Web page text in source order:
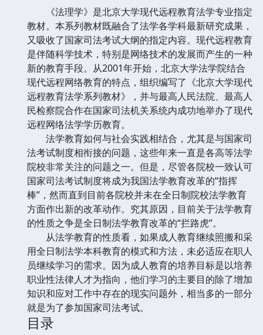
《法理学》是北京大学现代远程教育法学专业指定
教材。本系列教材既融合了法学各学科最新研究成果，
又吸收了国家司法考试大纲的指定内容。现代远程教育
是伴随科学技术，特别是网络技术的发展而产生的一种
新的教育手段。从2001年开始，北京大学法学院结合
现代远程网络教育的特点，组织编写了《北京大学现代
远程教育法学系列教材》，并与最高人民法院、最高人
民检察院合作在国家司法机关系统内成功地举办了现代
远程网络法学学历教育。
法学教育如何与社会实践相结合，尤其是与国家司
法考试制度相衔接的问题，这些年来一直是各高等法学
院校非常关注的问题之一。但是，尽管各院校一致认可
国家司法考试制度将成为我国法学教育改革的“指挥
棒”，然而直到目前各院校并未在全日制院校法学教育
方面作出新的改革动作。究其原因，目前关于法学教育
的性质之争是全日制法学教育改革的“拦路虎”。
从法学教育的性质看，如果成人教育继续照搬和采
用全日制法学本科教育的模式和方法，未必适应在职人
员继续学习的需求。因为成人教育的培养目标是以培养
职业性法律人才为指向，他们学习的主要目的除了增加
知识和应对工作中存在的现实问题外，相当多的一部分
就是为了参加国家司法考试。
目录